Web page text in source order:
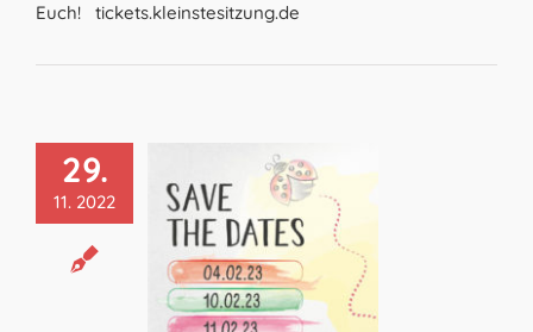
Euch! tickets.kleinstesitzung.de
29.
11. 2022